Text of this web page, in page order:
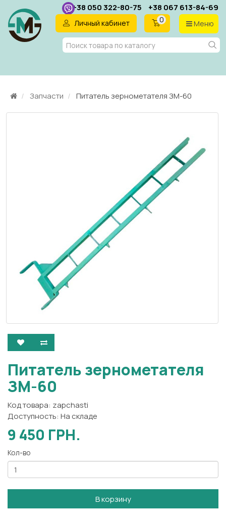
+38 050 322-80-75 +38 067 613-84-69
Меню
0
Личный кабинет
RU
Запчасти Питатель зернометателя ЗМ-60
Питатель зернометателя
ЗМ-60
Код товара: zapchasti
Доступность: На складе
9 450 ГРН.
Кол-во
В корзину